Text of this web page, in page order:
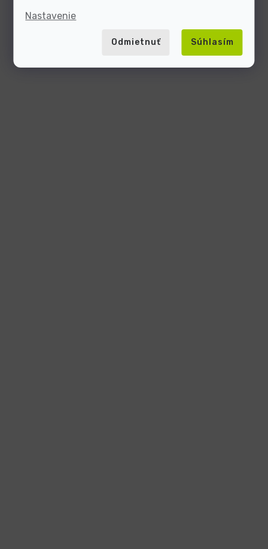
Nastavenie
Odmietnuť Súhlasím